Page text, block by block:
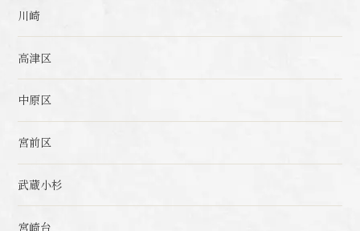
川崎
高津区
中原区
宮前区
武蔵小杉
宮崎台